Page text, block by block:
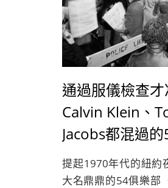
通過服儀檢查才
Calvin Klein、
Jacobs都混過
代迪斯可傳奇
提起1970年代的紐約
大名鼎鼎的54俱樂部